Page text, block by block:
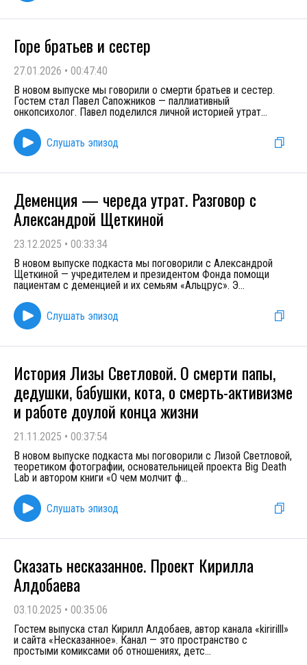
Горе братьев и сестер
27.01.2026 • 00:47:40
В новом выпуске мы говорили о смерти братьев и сестер.
Гостем стал Павел Сапожников — паллиативный
онкопсихолог. Павел поделился личной историей утрат...
Слушать эпизод
Деменция — череда утрат. Разговор с
Александрой Щеткиной
23.12.2025 • 00:33:34
В новом выпуске подкаста мы поговорили с Александрой
Щеткиной — учредителем и президентом Фонда помощи
пациентам с деменцией и их семьям «Альцрус». Э...
Слушать эпизод
История Лизы Светловой. О смерти папы,
дедушки, бабушки, кота, о смерть-активизме
и работе доулой конца жизни
21.11.2025 • 00:37:54
В новом выпуске подкаста мы поговорили с Лизой Светловой,
теоретиком фотографии, основательницей проекта Big Death
Lab и автором книги «О чем молчит ф...
Слушать эпизод
Сказать несказанное. Проект Кирилла
Алдобаева
03.10.2025 • 00:35:06
Гостем выпуска стал Кирилл Алдобаев, автор канала «kiririlll»
и сайта «Несказанное». Канал — это пространство с
простыми комиксами об отношениях, детс...